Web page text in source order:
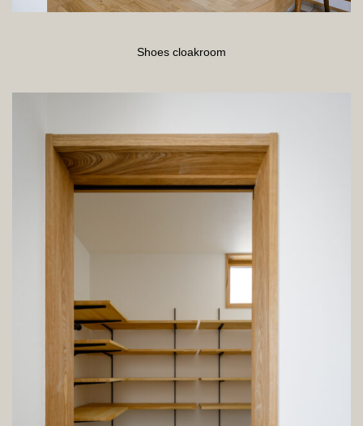
Shoes cloakroom